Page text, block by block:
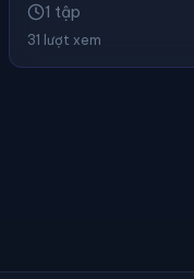
1 tập
31 lượt xem